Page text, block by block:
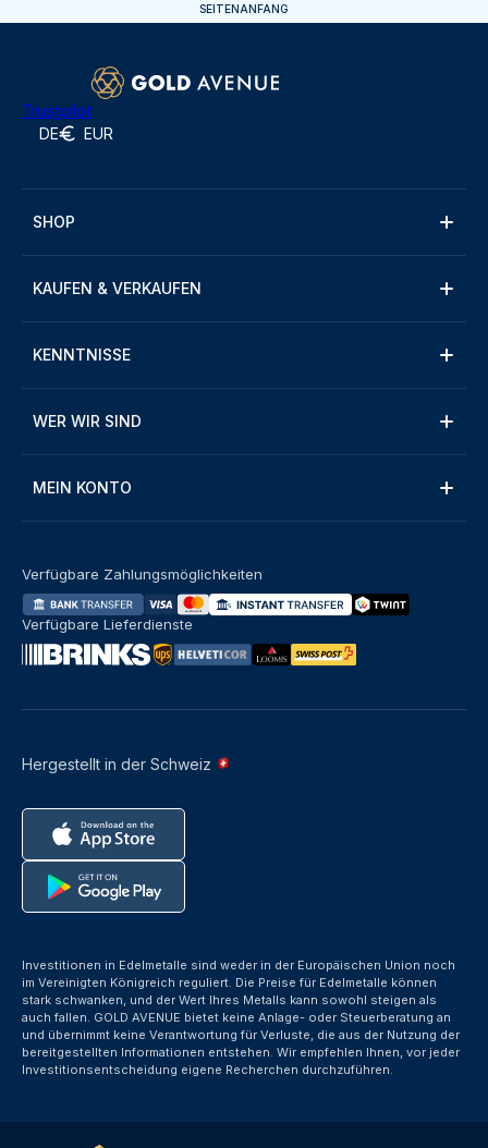
SEITENANFANG
Trustpilot
DE EUR
SHOP
KAUFEN & VERKAUFEN
KENNTNISSE
WER WIR SIND
MEIN KONTO
Hergestellt in der Schweiz
Verfügbare Zahlungsmöglichkeiten
Verfügbare Lieferdienste
Investitionen in Edelmetalle sind weder in der Europäischen Union noch
im Vereinigten Königreich reguliert. Die Preise für Edelmetalle können
stark schwanken, und der Wert Ihres Metalls kann sowohl steigen als
auch fallen. GOLD AVENUE bietet keine Anlage- oder Steuerberatung an
und übernimmt keine Verantwortung für Verluste, die aus der Nutzung der
bereitgestellten Informationen entstehen. Wir empfehlen Ihnen, vor jeder
Investitionsentscheidung eigene Recherchen durchzuführen.